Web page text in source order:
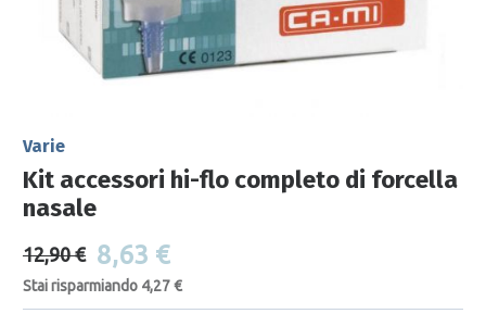
Varie
Kit accessori hi-flo completo di forcella
nasale
12,90 € 8,63 €
Stai risparmiando 4,27 €